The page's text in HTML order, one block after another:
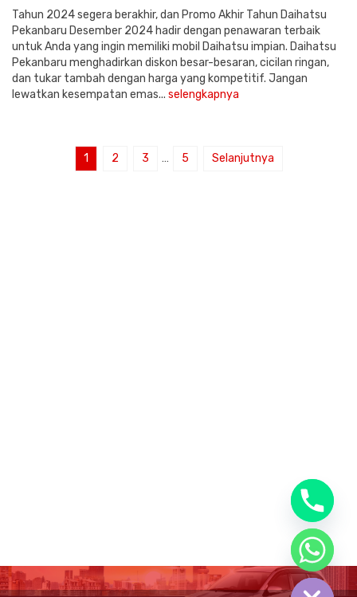
Tahun 2024 segera berakhir, dan Promo Akhir Tahun Daihatsu
Pekanbaru Desember 2024 hadir dengan penawaran terbaik
untuk Anda yang ingin memiliki mobil Daihatsu impian. Daihatsu
Pekanbaru menghadirkan diskon besar-besaran, cicilan ringan,
dan tukar tambah dengan harga yang kompetitif. Jangan
lewatkan kesempatan emas... selengkapnya
1 2 3 … 5 Selanjutnya
Hide
chaty